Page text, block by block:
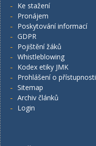
Ke stažení
Pronájem
Poskytování informací
GDPR
Pojištění žáků
Whistleblowing
Kodex etiky JMK
Prohlášení o přístupnosti
Sitemap
Archiv článků
Login